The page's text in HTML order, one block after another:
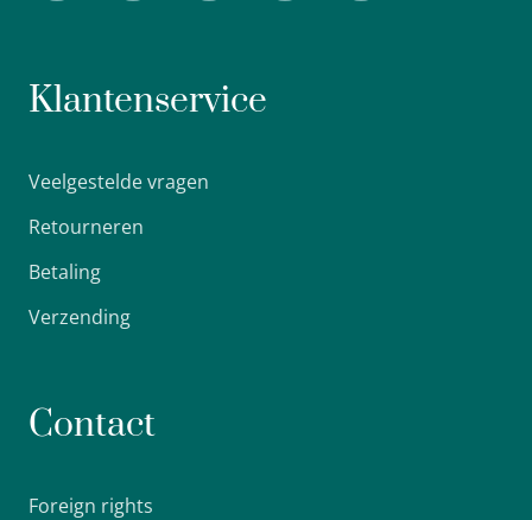
Klantenservice
Veelgestelde vragen
Retourneren
Betaling
Verzending
Contact
Foreign rights